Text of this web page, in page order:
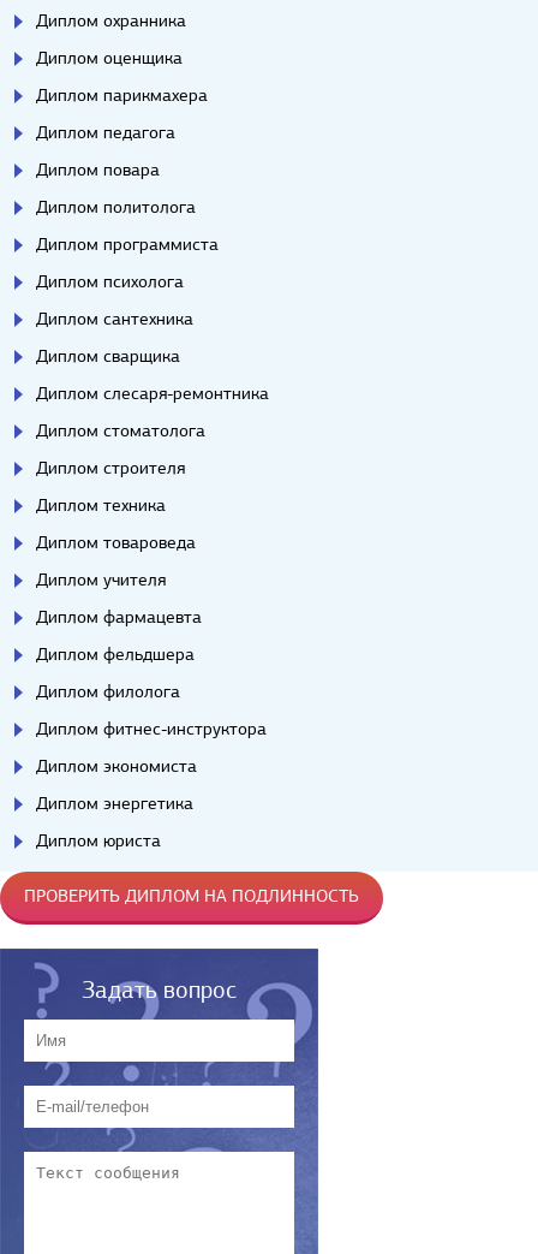
Диплом охранника
Диплом оценщика
Диплом парикмахера
Диплом педагога
Диплом повара
Диплом политолога
Диплом программиста
Диплом психолога
Диплом сантехника
Диплом сварщика
Диплом слесаря-ремонтника
Диплом стоматолога
Диплом строителя
Диплом техника
Диплом товароведа
Диплом учителя
Диплом фармацевта
Диплом фельдшера
Диплом филолога
Диплом фитнес-инструктора
Диплом экономиста
Диплом энергетика
Диплом юриста
ПРОВЕРИТЬ ДИПЛОМ НА ПОДЛИННОСТЬ
Задать вопрос